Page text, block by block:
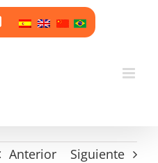
Anterior Siguiente